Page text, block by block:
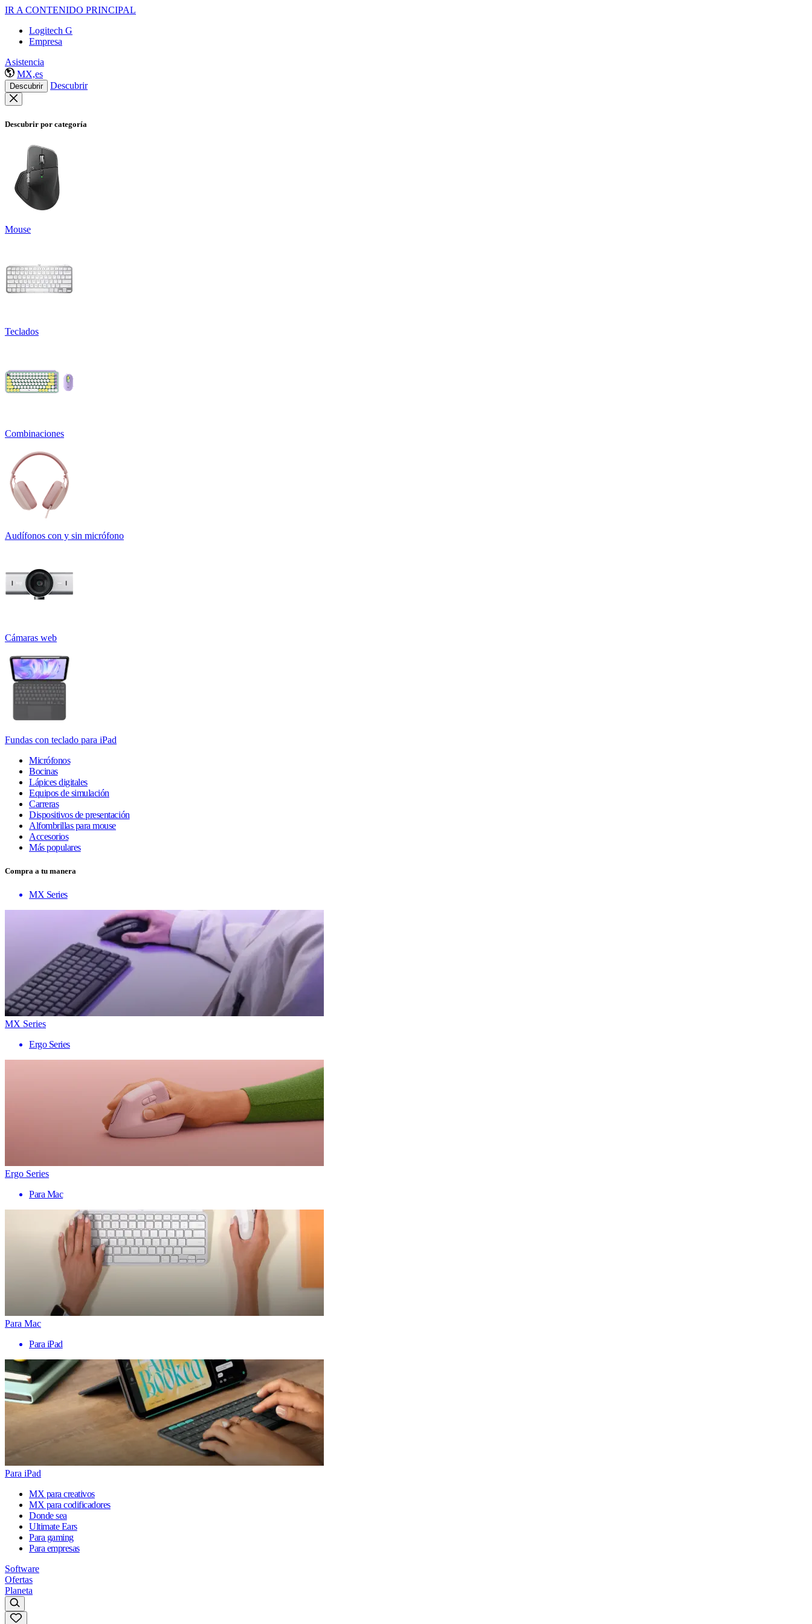
IR A CONTENIDO PRINCIPAL
Logitech G
Empresa
Asistencia
MX,es
Descubrir Descubrir
Descubrir por categoría
Mouse
Teclados
Combinaciones
Audífonos con y sin micrófono
Cámaras web
Fundas con teclado para iPad
Micrófonos
Bocinas
Lápices digitales
Equipos de simulación
Carreras
Dispositivos de presentación
Alfombrillas para mouse
Accesorios
Más populares
Compra a tu manera
MX Series
MX Series
Ergo Series
Ergo Series
Para Mac
Para Mac
Para iPad
Para iPad
MX para creativos
MX para codificadores
Donde sea
Ultimate Ears
Para gaming
Para empresas
Software
Ofertas
Planeta